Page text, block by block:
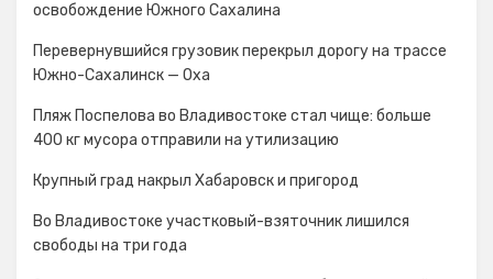
освобождение Южного Сахалина
Перевернувшийся грузовик перекрыл дорогу на трассе
Южно-Сахалинск — Оха
Пляж Поспелова во Владивостоке стал чище: больше
400 кг мусора отправили на утилизацию
Крупный град накрыл Хабаровск и пригород
Во Владивостоке участковый-взяточник лишился
свободы на три года